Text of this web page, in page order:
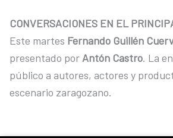
CONVERSACIONES EN EL
Este martes Fernando Guillén
presentado por Antón Castro. La
público a autores, actores y
escenario zaragozano.